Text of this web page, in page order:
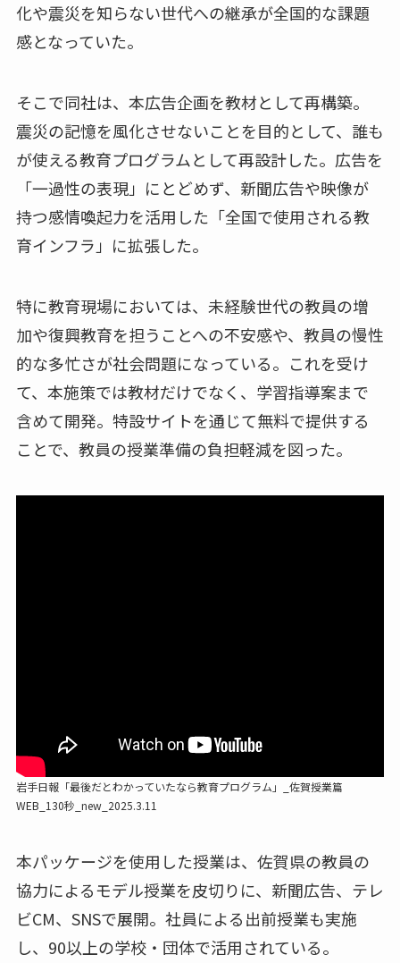
化や震災を知らない世代への継承が全国的な課題
感となっていた。
そこで同社は、本広告企画を教材として再構築。
震災の記憶を風化させないことを目的として、誰も
が使える教育プログラムとして再設計した。広告を
「一過性の表現」にとどめず、新聞広告や映像が
持つ感情喚起力を活用した「全国で使用される教
育インフラ」に拡張した。
特に教育現場においては、未経験世代の教員の増
加や復興教育を担うことへの不安感や、教員の慢性
的な多忙さが社会問題になっている。これを受け
て、本施策では教材だけでなく、学習指導案まで
含めて開発。特設サイトを通じて無料で提供する
ことで、教員の授業準備の負担軽減を図った。
岩手日報「最後だとわかっていたなら教育プログラム」_佐賀授業篇
WEB_130秒_new_2025.3.11
本パッケージを使用した授業は、佐賀県の教員の
協力によるモデル授業を皮切りに、新聞広告、テレ
ビCM、SNSで展開。社員による出前授業も実施
し、90以上の学校・団体で活用されている。